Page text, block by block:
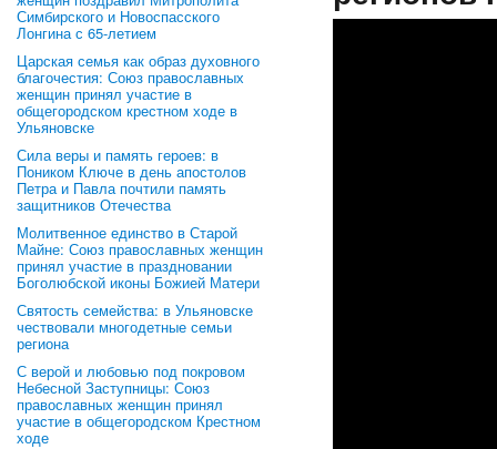
Симбирского и Новоспасского
Лонгина с 65-летием
Царская семья как образ духовного
благочестия: Союз православных
женщин принял участие в
общегородском крестном ходе в
Ульяновске
Сила веры и память героев: в
Поником Ключе в день апостолов
Петра и Павла почтили память
защитников Отечества
Молитвенное единство в Старой
Майне: Союз православных женщин
принял участие в праздновании
Боголюбской иконы Божией Матери
Святость семейства: в Ульяновске
чествовали многодетные семьи
региона
С верой и любовью под покровом
Небесной Заступницы: Союз
православных женщин принял
участие в общегородском Крестном
ходе